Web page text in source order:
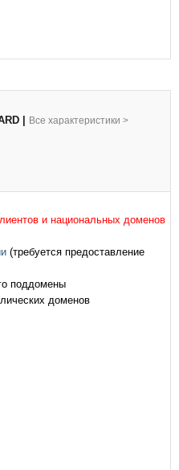
Все характеристики >
и национальных доменов
(требуется предоставление
поддомены
доменов